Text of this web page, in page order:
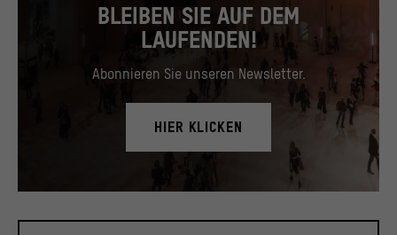
BLEIBEN SIE AUF DEM
LAUFENDEN!
Abonnieren Sie unseren Newsletter.
HIER KLICKEN